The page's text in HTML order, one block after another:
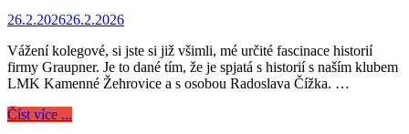
26.2.202626.2.2026
Vážení kolegové, si jste si již všimli, mé určité fascinace historií
firmy Graupner. Je to dané tím, že je spjatá s historií s naším klubem
LMK Kamenné Žehrovice a s osobou Radoslava Čížka. …
Číst více ...